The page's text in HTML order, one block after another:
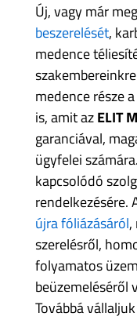
Új, vagy már
beszerelését,
medence
medence része a
is, amit azELIT
garanciával,
ügyfelei
kapcsolódó
rendelkezésére.
újra fóliázásáról,
szerelésről,
folyamatos
beüzemeléséről
Továbbá